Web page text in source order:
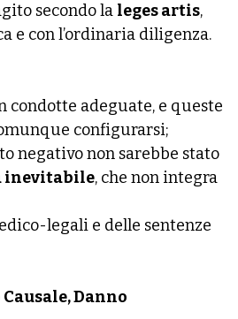
secondo la leges artis,
e con l’ordinaria diligenza.
condotte adeguate, e queste
configurarsi;
negativo non sarebbe stato
inevitabile, che non integra
legali e delle sentenze
Danno